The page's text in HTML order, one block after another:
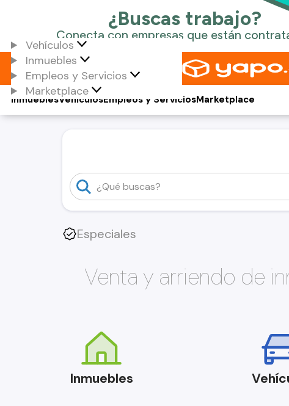
Vehículos
Inmuebles
Empleos y Servicios
Marketplace
Vehículos
Inmuebles Empleos y ServiciosMarketplace
Especiales
Venta y arriendo de
Inmuebles